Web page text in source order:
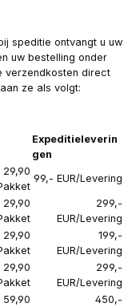
speditie ontvangt u uw
uw bestelling onder
verzendkosten direct
ze als volgt:
Expeditieleverin
gen
29,90
99,- EUR/Levering
29,90
299,-
EUR/Levering
29,90
199,-
EUR/Levering
29,90
299,-
EUR/Levering
59,90
450,-